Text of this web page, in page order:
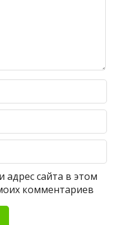
адрес сайта в этом
комментариев